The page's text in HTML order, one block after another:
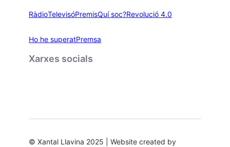
RàdioTelevisóPremisQuí soc?Revolució 4.0
Ho he superatPremsa
Xarxes socials
© Xantal Llavina 2025 | Website created by